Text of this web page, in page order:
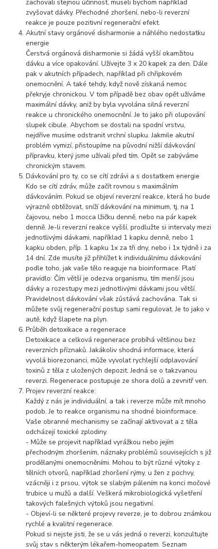
zachovali stejnou účinnost, museli bychom například
zvyšovat dávky. Přechodné zhoršení, nebo-li reverzní
reakce je pouze pozitivní regenerační efekt.
Akutní stavy orgánové disharmonie a náhlého nedostatku
energie
Čerstvá orgánová disharmonie si žádá vyšší okamžitou
dávku a více opakování. Užívejte 3 x 20 kapek za den. Dále
pak v akutních případech, například při chřipkovém
onemocnění. A také tehdy, když nově získaná nemoc
překryje chronickou. V tom případě bez obav opět užíváme
maximální dávky, aniž by byla vyvolána silná reverzní
reakce u chronického onemocnění. Je to jako při olupování
slupek cibule. Abychom se dostali na spodní vrstvu,
nejdříve musíme odstranit vrchní slupku. Jakmile akutní
problém vymizí, přistoupíme na původní nižší dávkování
přípravku, který jsme užívali před tím. Opět se zabýváme
chronickým stavem.
Dávkování pro ty, co se cítí zdrávi a s dostatkem energie
Kdo se cítí zdráv, může začít rovnou s maximálním
dávkováním. Pokud se objeví reverzní reakce, která ho bude
výrazně obtěžovat, sníží dávkování na minimum, tj. na 1
čajovou, nebo 1 mocca lžičku denně, nebo na pár kapek
denně. Je-li reverzní reakce vyšší, prodlužte si intervaly mezi
jednotlivými dávkami, například 1 kapku denně, nebo 1
kapku obden, příp. 1 kapku 1x za tři dny, nebo i 1x týdně i za
14 dní. Zde musíte již přihlížet k individuálnímu dávkování
podle toho, jak vaše tělo reaguje na bioinformace. Platí
pravidlo: Čím větší je odezva organismu, tím menší jsou
dávky a rozestupy mezi jednotlivými dávkami jsou větší.
Pravidelnost dávkování však zůstává zachována. Tak si
můžete svůj regenerační postup sami regulovat. Je to jako v
autě, když šlapete na plyn.
Průběh detoxikace a regenerace
Detoxikace a celková regenerace probíhá většinou bez
reverzních příznaků. Jakákoliv shodná informace, která
vyvolá biorezonanci, může vyvolat rychlejší odplavování
toxinů z těla z uložených depozit. Jedná se o takzvanou
reverzi. Regenerace postupuje ze shora dolů a zevnitř ven.
Projev reverzní reakce:
Každý z nás je individuální, a tak i reverze může mít mnoho
podob. Je to reakce organismu na shodné bioinformace.
Vaše obranné mechanismy se začínají aktivovat a z těla
odcházejí toxické zplodiny.
- Může se projevit například vyrážkou nebo jejím
přechodným zhoršením, náznaky problémů souvisejících s již
prodělanými onemocněními. Mohou to být různé výtoky z
tělních otvorů, například zhoršení rýmy, u žen z pochvy,
vzácněji i z prsou, výtok se slabým pálením na konci močové
trubice u mužů a další. Veškerá mikrobiologická vyšetření
takových falešných výtoků jsou negativní.
- Objeví-li se některé projevy reverze, je to dobrou známkou
rychlé a kvalitní regenerace.
Pokud si nejste jisti, že se u vás jedná o reverzi, konzultujte
svůj stav s některým lékařem-homeopatem. Seznam